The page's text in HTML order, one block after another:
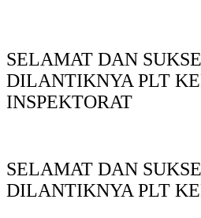
SELAMAT DAN
DILANTIKNYA PLT
INSPEKTORAT
SELAMAT DAN
DILANTIKNYA PLT